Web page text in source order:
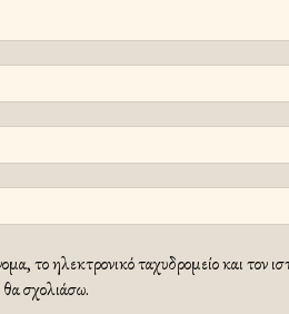
το ηλεκτρονικό ταχυδρομείο και τον
σχολιάσω.